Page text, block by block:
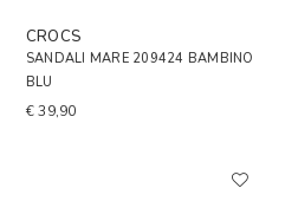
CROCS
SANDALI MARE 209424 BAMBINO
BLU
€ 39,90